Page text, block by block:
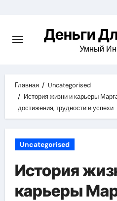
содержимомуДеньги
Умный
Главная
Uncategorised
История жизни и карьеры
достижения, трудности и успехи
Uncategorised
История
карьеры